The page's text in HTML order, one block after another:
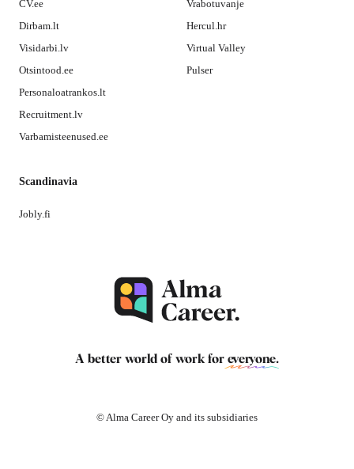
CV.ee
Dirbam.lt
Visidarbi.lv
Otsintood.ee
Personaloatrankos.lt
Recruitment.lv
Varbamisteenused.ee
Vrabotuvanje
Hercul.hr
Virtual Valley
Pulser
Scandinavia
Jobly.fi
A better world of work for everyone.
© Alma Career Oy and its subsidiaries